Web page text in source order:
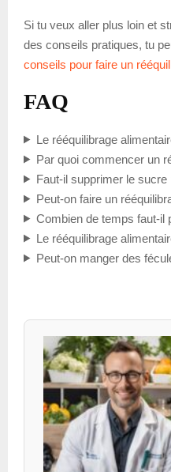
Si tu veux aller plus loin et
des conseils pratiques, tu
conseils pour faire un
FAQ
Le rééquilibrage
Par quoi commencer un
Faut-il supprimer le sucre
Peut-on faire un
Combien de temps faut-il
Le rééquilibrage
Peut-on manger des